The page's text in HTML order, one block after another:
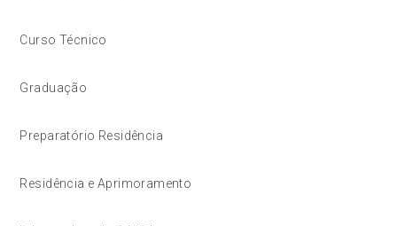
Curso Técnico
Graduação
Preparatório Residência
Residência e Aprimoramento